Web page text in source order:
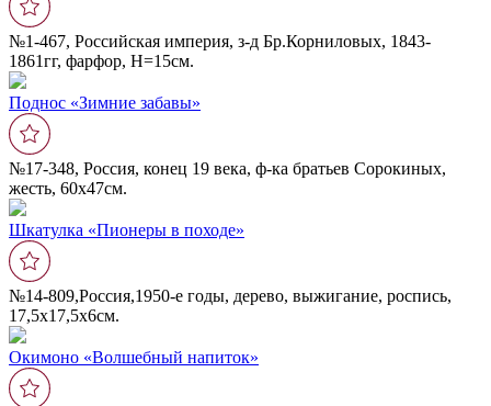
№1-467, Российская империя, з-д Бр.Корниловых, 1843-
1861гг, фарфор, Н=15см.
Поднос «Зимние забавы»
№17-348, Россия, конец 19 века, ф-ка братьев Сорокиных,
жесть, 60х47см.
Шкатулка «Пионеры в походе»
№14-809,Россия,1950-е годы, дерево, выжигание, роспись,
17,5х17,5х6см.
Окимоно «Волшебный напиток»